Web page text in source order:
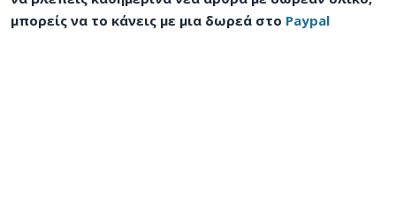
μπορείς να το κάνεις με μια δωρεά στο Paypal